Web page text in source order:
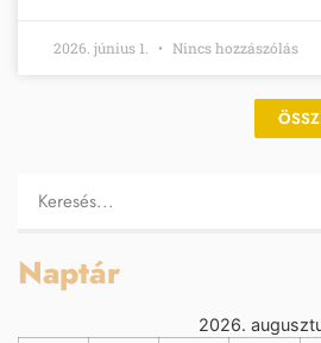
2026. június 1. Nincs hozzászólás
Naptár
2026.